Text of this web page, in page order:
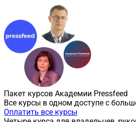
Пакет курсов Академии Pressfeed
Все курсы в одном доступе с
Оплатить все курсы